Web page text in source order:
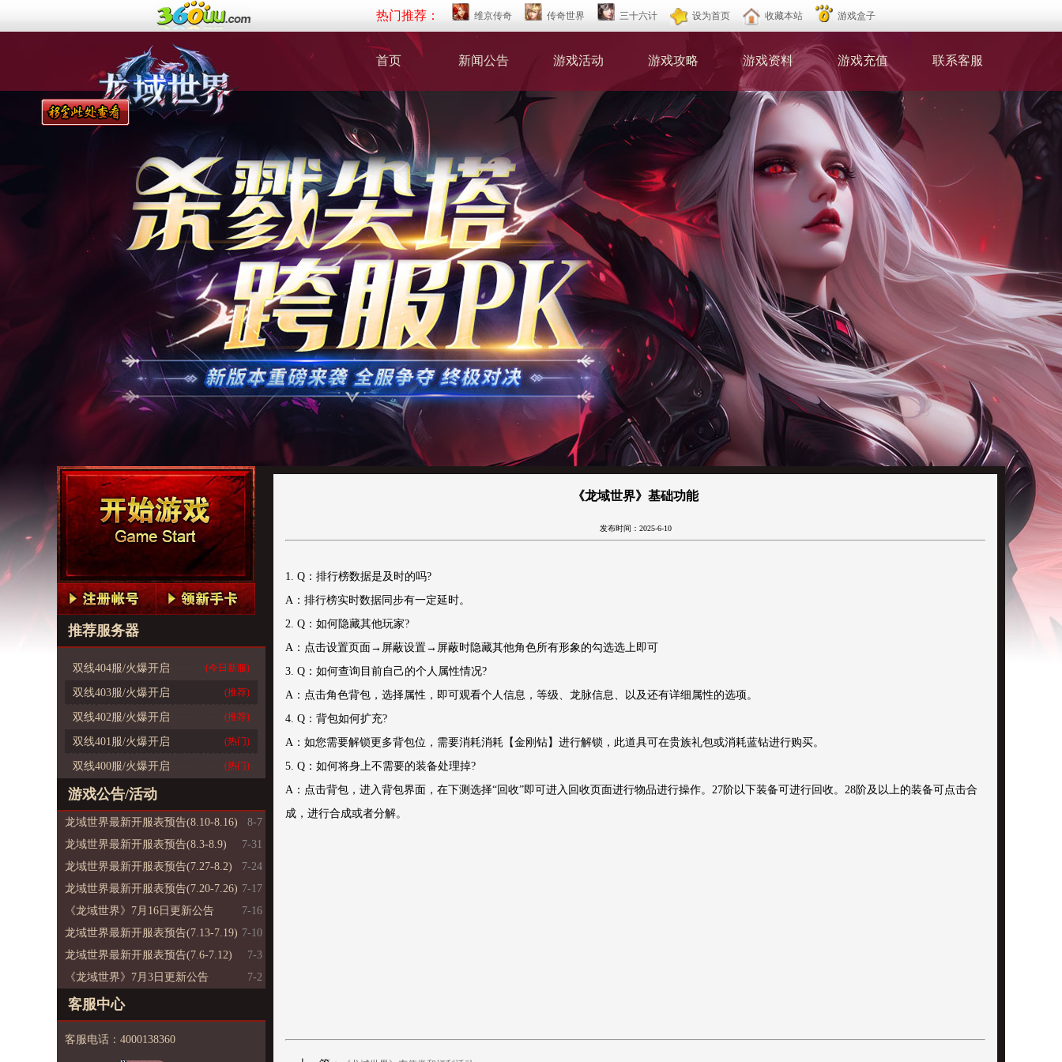
热门推荐： 维京传奇 传奇世界 三十六计 设为首页 收藏本站 游戏盒子
首页 新闻公告 游戏活动 游戏攻略 游戏资料 游戏充值 联系客服
推荐服务器
双线404服/火爆开启 (今日新服)
双线403服/火爆开启 (推荐)
双线402服/火爆开启 (推荐)
双线401服/火爆开启 (热门)
双线400服/火爆开启 (热门)
游戏公告/活动
龙域世界最新开服表预告(8.10-8.16)
8-7
龙域世界最新开服表预告(8.3-8.9)
7-31
龙域世界最新开服表预告(7.27-8.2)
7-24
龙域世界最新开服表预告(7.20-7.26) 7-17
《龙域世界》7月16日更新公告
7-16
龙域世界最新开服表预告(7.13-7.19) 7-10
龙域世界最新开服表预告(7.6-7.12)
7-3
《龙域世界》7月3日更新公告
7-2
客服中心
客服电话：4000138360
《龙域世界》基础功能
发布时间：2025-6-10
1. Q：排行榜数据是及时的吗?
A：排行榜实时数据同步有一定延时。
2. Q：如何隐藏其他玩家?
A：点击设置页面→屏蔽设置→屏蔽时隐藏其他角色所有形象的勾选选上即可
3. Q：如何查询目前自己的个人属性情况?
A：点击角色背包，选择属性，即可观看个人信息，等级、龙脉信息、以及还有详细属性的选项。
4. Q：背包如何扩充?
A：如您需要解锁更多背包位，需要消耗消耗【金刚钻】进行解锁，此道具可在贵族礼包或消耗蓝钻进行购买。
5. Q：如何将身上不需要的装备处理掉?
A：点击背包，进入背包界面，在下测选择“回收”即可进入回收页面进行物品进行操作。27阶以下装备可进行回收。28阶及以上的装备可点击合
成，进行合成或者分解。